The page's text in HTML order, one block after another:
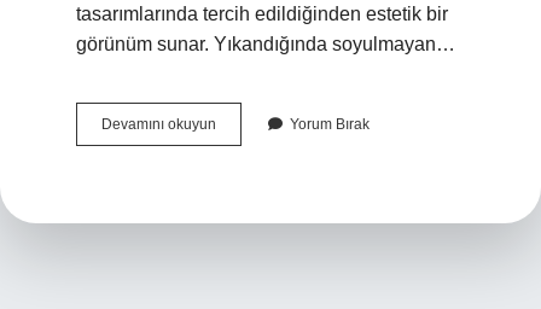
tasarımlarında tercih edildiğinden estetik bir
görünüm sunar. Yıkandığında soyulmayan…
Devamını okuyun
Vitray
Yorum Bırak